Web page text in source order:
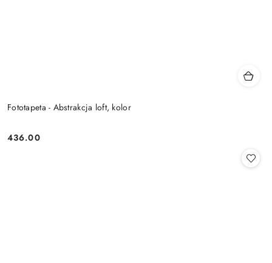
Fototapeta - Abstrakcja loft, kolor
Cena:
436.00